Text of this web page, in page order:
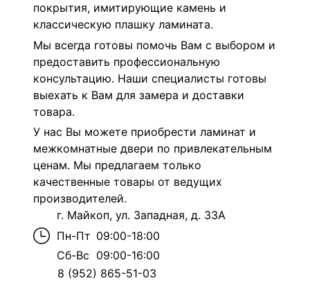
покрытия, имитирующие камень и
классическую плашку ламината.
Мы всегда готовы помочь Вам с выбором и
предоставить профессиональную
консультацию. Наши специалисты готовы
выехать к Вам для замера и доставки
товара.
У нас Вы можете приобрести ламинат и
межкомнатные двери по привлекательным
ценам. Мы предлагаем только
качественные товары от ведущих
производителей.
г. Майкоп, ул. Западная, д. 33А
Пн-Пт 09:00-18:00
Сб-Вс 09:00-16:00
8 (952) 865-51-03